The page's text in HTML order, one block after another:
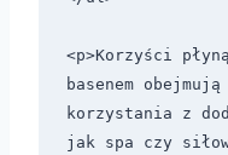
<p>Korzyści
basenem
korzystania z
jak spa czy